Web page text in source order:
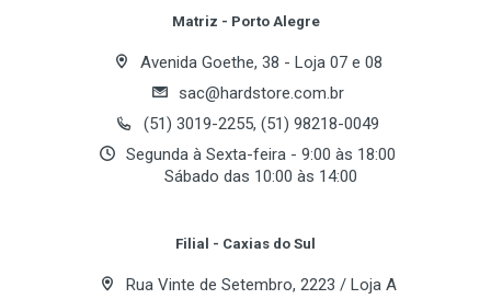
PC Gamer Rocky 3X PRO – i7 Edition
quem busca alto desempenho, confiabilidade e
estilo marcante. Equipado com o poderoso
Core i7-14700Fde 20 núcleos híbridos (8 P-Cores
32 GB DDR4e um rápido
de 1 TB, o sistema garante inicializações
Windows 11 (Versão avaliação por 30 dias,
disponibilizada gratuitamente pela Microsoft).
Intel Core i7-14700F @ 5.40GHz Turbo Boost
1TB M.2 PCIe NVMe
Your Name
Email Address
Matriz - Porto Alegre
Avenida Goethe, 38 - Loja 07 e 08
sac@hardstore.com.br
(51) 3019-2255, (51) 98218-0049
Segunda à Sexta-feira - 9:00 às 18:00
Sábado das 10:00 às 14:00
Filial - Caxias do Sul
Rua Vinte de Setembro, 2223 / Loja A